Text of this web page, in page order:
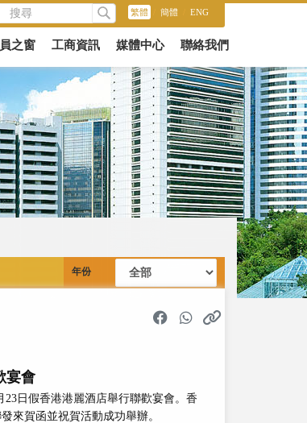
繁體 簡體 ENG
之窗 工商資訊 媒體中心 聯絡我們
年份
宴會
日假香港港麗酒店舉行聯歡宴會。香
來賀函並祝賀活動成功舉辦。